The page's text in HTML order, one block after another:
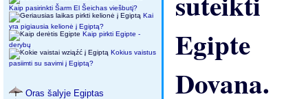
Kaip pasirinkti Šarm El Šeichas viešbutį?
Kai
yra pigiausia kelionė į Egiptą?
Kaip pirkti Egipte -
derybų
Kokius vaistus
pasiimti su savimi į Egiptą?
Oras šalyje Egiptas